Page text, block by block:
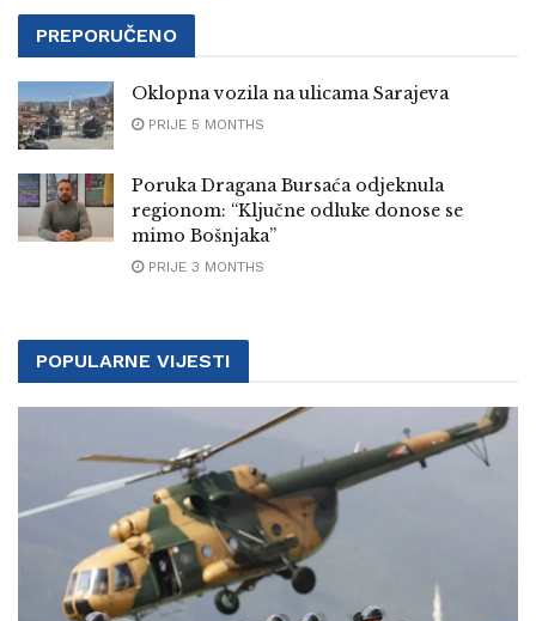
PREPORUČENO
Oklopna vozila na ulicama Sarajeva
PRIJE 5 MONTHS
Poruka Dragana Bursaća odjeknula
regionom: “Ključne odluke donose se
mimo Bošnjaka”
PRIJE 3 MONTHS
POPULARNE VIJESTI